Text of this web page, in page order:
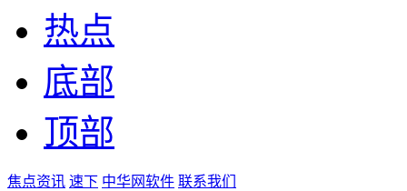
热点
底部
顶部
焦点资讯 速下 中华网软件 联系我们